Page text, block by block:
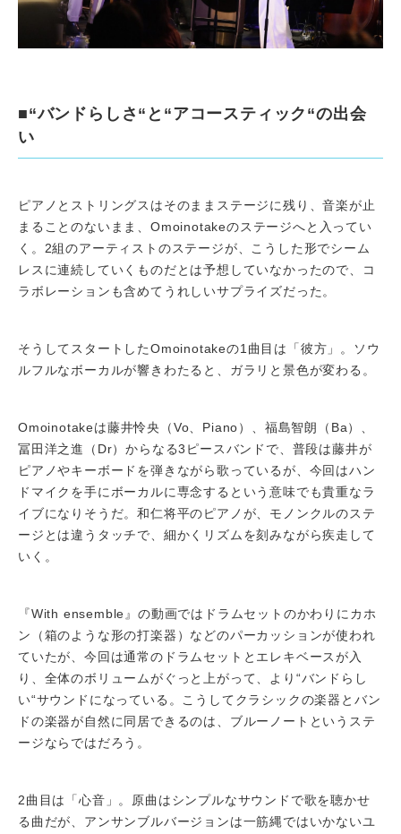
■“バンドらしさ“と“アコースティック“の出会
い
ピアノとストリングスはそのままステージに残り、音楽が止
まることのないまま、Omoinotakeのステージへと入ってい
く。2組のアーティストのステージが、こうした形でシーム
レスに連続していくものだとは予想していなかったので、コ
ラボレーションも含めてうれしいサプライズだった。
そうしてスタートしたOmoinotakeの1曲目は「彼方」。ソウ
ルフルなボーカルが響きわたると、ガラリと景色が変わる。
Omoinotakeは藤井怜央（Vo、Piano）、福島智朗（Ba）、
冨田洋之進（Dr）からなる3ピースバンドで、普段は藤井が
ピアノやキーボードを弾きながら歌っているが、今回はハン
ドマイクを手にボーカルに専念するという意味でも貴重なラ
イブになりそうだ。和仁将平のピアノが、モノンクルのステ
ージとは違うタッチで、細かくリズムを刻みながら疾走して
いく。
『With ensemble』の動画ではドラムセットのかわりにカホ
ン（箱のような形の打楽器）などのパーカッションが使われ
ていたが、今回は通常のドラムセットとエレキベースが入
り、全体のボリュームがぐっと上がって、より“バンドらし
い“サウンドになっている。こうしてクラシックの楽器とバン
ドの楽器が自然に同居できるのは、ブルーノートというステ
ージならではだろう。
2曲目は「心音」。原曲はシンプルなサウンドで歌を聴かせ
る曲だが、アンサンブルバージョンは一筋縄ではいかないユ